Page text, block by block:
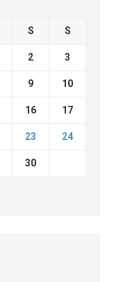
S S
2 3
9 10
16 17
23 24
30